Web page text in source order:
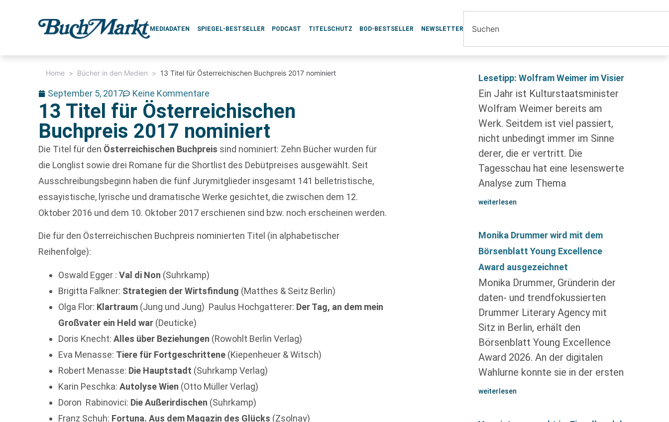
MEDIADATEN SPIEGEL-BESTSELLER PODCAST TITELSCHUTZ BOD-BESTSELLER NEWSLETTER
Home > Bücher in den Medien > 13 Titel für Österreichischen Buchpreis 2017 nominiert
September 5, 2017 Keine Kommentare
13 Titel für Österreichischen
Buchpreis 2017 nominiert
Die Titel für den Österreichischen Buchpreis sind nominiert: Zehn Bücher wurden für
die Longlist sowie drei Romane für die Shortlist des Debütpreises ausgewählt. Seit
Ausschreibungsbeginn haben die fünf Jurymitglieder insgesamt 141 belletristische,
essayistische, lyrische und dramatische Werke gesichtet, die zwischen dem 12.
Oktober 2016 und dem 10. Oktober 2017 erschienen sind bzw. noch erscheinen werden.
Die für den Österreichischen Buchpreis nominierten Titel (in alphabetischer
Reihenfolge):
Oswald Egger :Val di Non (Suhrkamp)
Brigitta Falkner: Strategien der Wirtsfindung (Matthes & Seitz Berlin)
Olga Flor: Klartraum (Jung und Jung) Paulus Hochgatterer: Der Tag, an dem mein
Großvater ein Held war (Deuticke)
Doris Knecht:Alles über Beziehungen (Rowohlt Berlin Verlag)
Eva Menasse: Tiere für Fortgeschrittene (Kiepenheuer & Witsch)
Robert Menasse: Die Hauptstadt (Suhrkamp Verlag)
Karin Peschka:Autolyse Wien (Otto Müller Verlag)
Doron Rabinovici: Die Außerirdischen (Suhrkamp)
Franz Schuh: Fortuna. Aus dem Magazin des Glücks (Zsolnay)
Lesetipp: Wolfram Weimer im Visier
Ein Jahr ist Kulturstaatsminister
Wolfram Weimer bereits am
Werk. Seitdem ist viel passiert,
nicht unbedingt immer im Sinne
derer, die er vertritt. Die
Tagesschau hat eine lesenswerte
Analyse zum Thema
weiterlesen
Monika Drummer wird mit dem
Börsenblatt Young Excellence
Award ausgezeichnet
Monika Drummer, Gründerin der
daten- und trendfokussierten
Drummer Literary Agency mit
Sitz in Berlin, erhält den
Börsenblatt Young Excellence
Award 2026. An der digitalen
Wahlurne konnte sie in der ersten
weiterlesen